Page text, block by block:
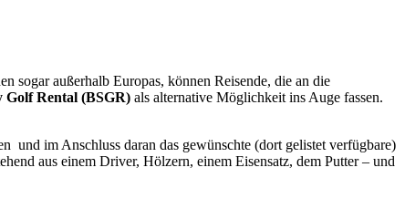
sogar außerhalb Europas, können Reisende, die an die
Golf Rental (BSGR) als alternative Möglichkeit ins Auge fassen.
und im Anschluss daran das gewünschte (dort gelistet verfügbare)
aus einem Driver, Hölzern, einem Eisensatz, dem Putter – und